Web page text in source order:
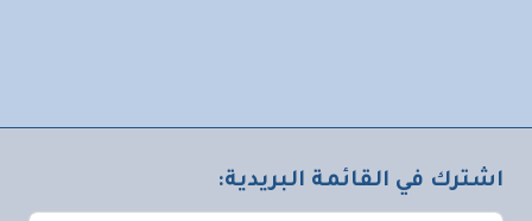
اشترك في القائمة البريدية: